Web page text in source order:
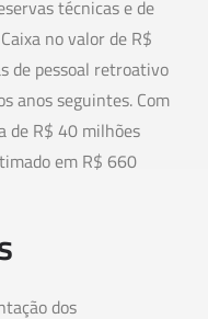
técnicas e de
no valor de R$
de pessoal retroativo
anos seguintes. Com
de R$ 40 milhões
em R$ 660
dos